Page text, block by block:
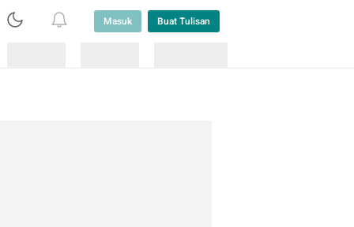
Masuk Buat Tulisan